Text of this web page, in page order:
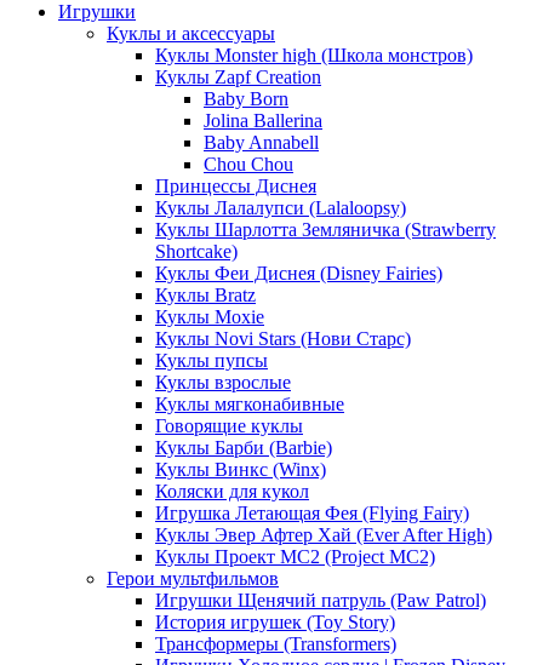
Игрушки
Куклы и аксессуары
Куклы Monster high (Школа монстров)
Куклы Zapf Creation
Baby Born
Jolina Ballerina
Baby Annabell
Chou Chou
Принцессы Диснея
Куклы Лалалупси (Lalaloopsy)
Куклы Шарлотта Земляничка (Strawberry
Shortcake)
Куклы Феи Диснея (Disney Fairies)
Куклы Bratz
Куклы Moxie
Куклы Novi Stars (Нови Старс)
Куклы пупсы
Куклы взрослые
Куклы мягконабивные
Говорящие куклы
Куклы Барби (Barbie)
Куклы Винкс (Winx)
Коляски для кукол
Игрушка Летающая Фея (Flying Fairy)
Куклы Эвер Афтер Хай (Ever After High)
Куклы Проект МС2 (Project MC2)
Герои мультфильмов
Игрушки Щенячий патруль (Paw Patrol)
История игрушек (Toy Story)
Трансформеры (Transformers)